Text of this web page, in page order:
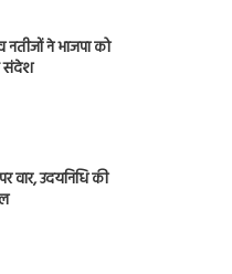
नतीजों ने भाजपा को
संदेश
वार, उदयनिधि की